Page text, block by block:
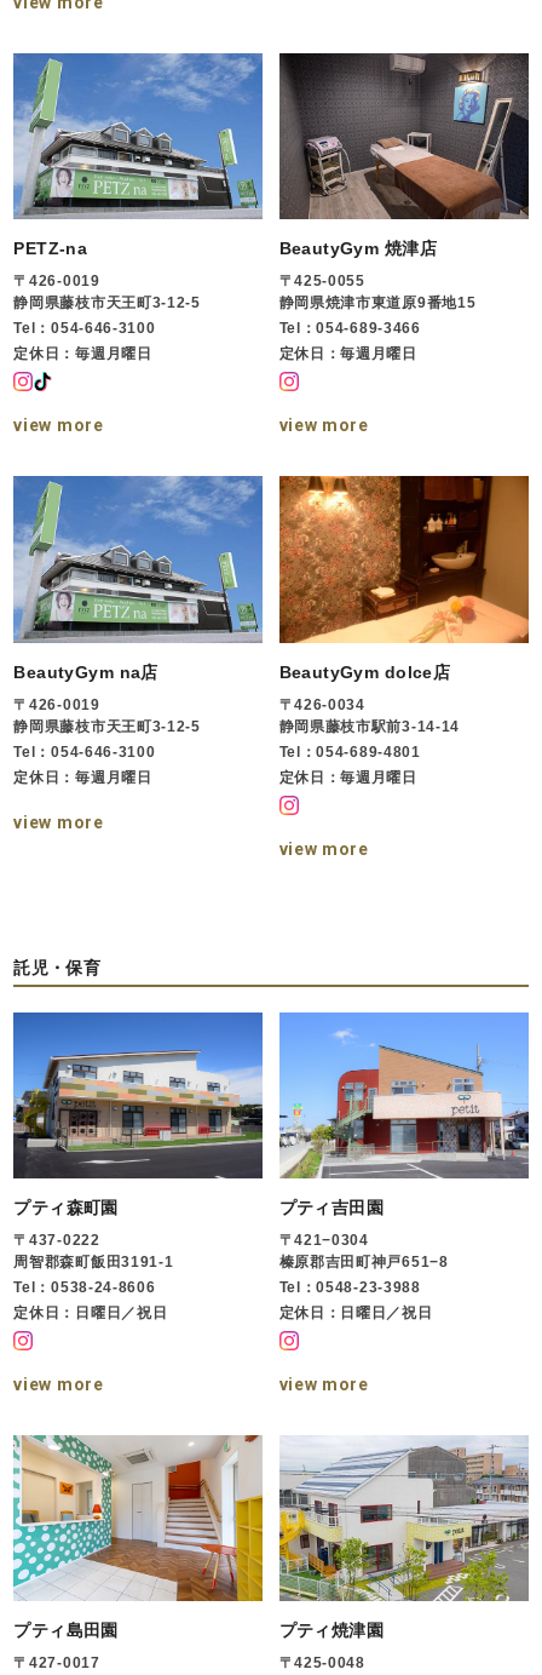
PETZ-na
〒426-0019
静岡県藤枝市天王町3-12-5
Tel：054-646-3100
定休日：毎週月曜日
view more
BeautyGym 焼津店
〒425-0055
静岡県焼津市東道原9番地15
Tel：054-689-3466
定休日：毎週月曜日
view more
BeautyGym na店
〒426-0019
静岡県藤枝市天王町3-12-5
Tel：054-646-3100
定休日：毎週月曜日
view more
BeautyGym dolce店
〒426-0034
静岡県藤枝市駅前3-14-14
Tel：054-689-4801
定休日：毎週月曜日
view more
託児・保育
プティ森町園
〒437-0222
周智郡森町飯田3191-1
Tel：0538-24-8606
定休日：日曜日／祝日
view more
プティ吉田園
〒421−0304
榛原郡吉田町神戸651−8
Tel：0548-23-3988
定休日：日曜日／祝日
view more
プティ島田園
〒427-0017
プティ焼津園
〒425-0048